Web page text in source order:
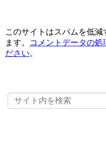
このサイトはスパムを低
ます。
コメントデータの処
ださい。